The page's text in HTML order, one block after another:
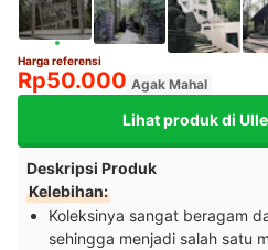
Harga referensi
Rp50.000 Agak Mahal
Lihat produk di
Deskripsi Produk
Kelebihan:
Koleksinya sangat beragam
sehingga menjadi salah satu